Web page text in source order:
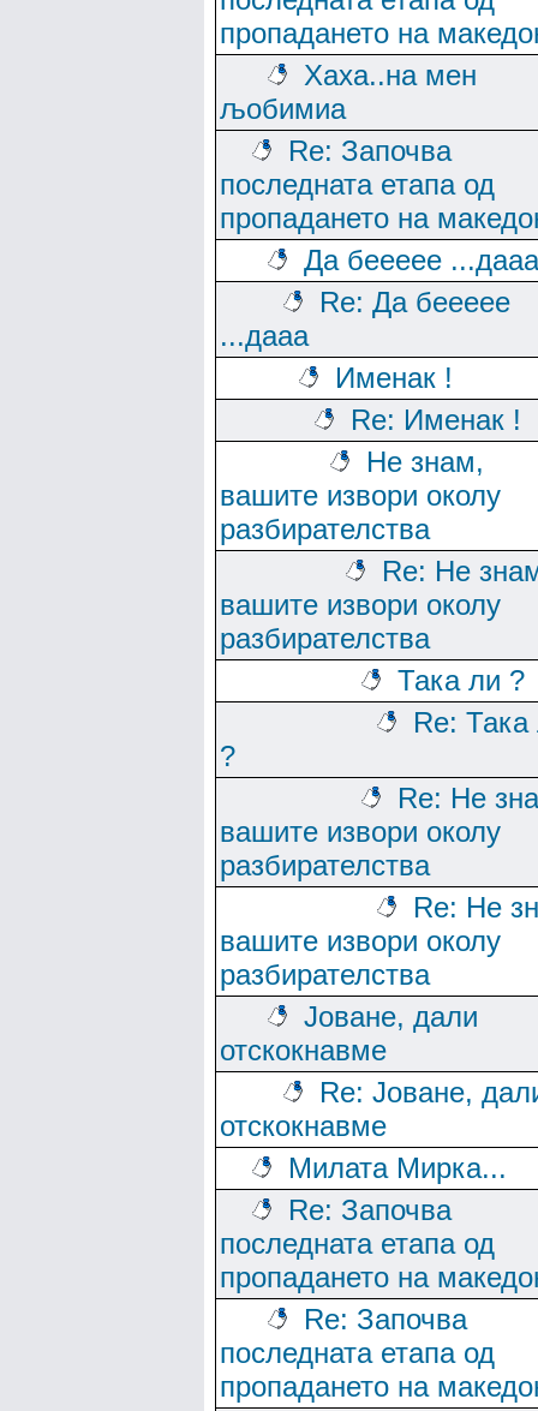
пропадането на
Хаха..на мен
љобимиа
Re: Започва
последната етапа од
пропадането на
Да беееее ...дааа
Re: Да беееее
...дааа
Именак !
Re: Именак !
Не знам,
вашите извори околу
разбирателства
Re: Не
вашите извори околу
разбирателства
Така ли ?
Re: Така
?
Re: Не
вашите извори околу
разбирателства
Re: Не
вашите извори околу
разбирателства
Јоване, дали
отскокнавме
Re: Јоване,
отскокнавме
Милата Мирка...
Re: Започва
последната етапа од
пропадането на
Re: Започва
последната етапа од
пропадането на